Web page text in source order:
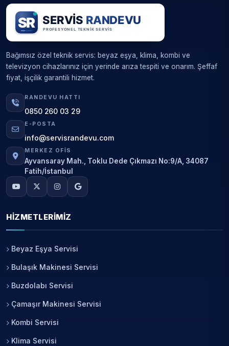
Bağımsız özel teknik servis: beyaz eşya, klima, kombi ve
televizyon cihazlarınız için yerinde arıza tespiti ve onarım. Şeffaf
fiyat, işçilik garantili hizmet.
RANDEVU HATTI
0850 260 03 29
E-POSTA
info@servisrandevu.com
MERKEZ OFIS
Ayvansaray Mah., Toklu Dede Çıkmazı No:9/A, 34087
Fatih/İstanbul
HIZMETLERIMIZ
Beyaz Eşya Servisi
Bulaşık Makinesi Servisi
Buzdolabı Servisi
Çamaşır Makinesi Servisi
Kombi Servisi
Klima Servisi